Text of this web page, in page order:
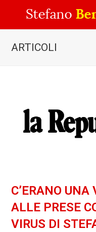
ARTICOLI
C’ERANO
ALLE PRESE
VIRUS DI